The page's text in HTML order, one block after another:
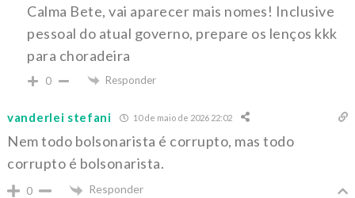
Calma Bete, vai aparecer mais nomes! Inclusive
pessoal do atual governo, prepare os lenços kkk
para choradeira
0 Responder
vanderlei stefani 10 de maio de 2026 22:02
Nem todo bolsonarista é corrupto, mas todo
corrupto é bolsonarista.
0 Responder